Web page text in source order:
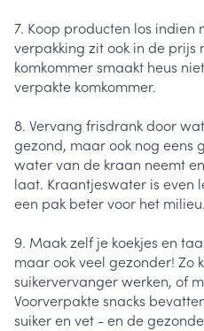
7. Koop producten los indien
verpakking zit ook in de prijs
komkommer smaakt heus
verpakte komkommer.
8. Vervang frisdrank door
gezond, maar ook nog eens
water van de kraan neemt
laat. Kraantjeswater is even
een pak beter voor het milieu.
9. Maak zelf je koekjes en
maar ook veel gezonder! Zo
suikervervanger werken, of
Voorverpakte snacks
suiker en vet - en de